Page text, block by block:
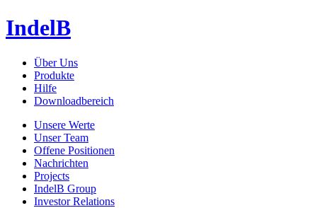
IndelB
Über Uns
Produkte
Hilfe
Downloadbereich
Unsere Werte
Unser Team
Offene Positionen
Nachrichten
Projects
IndelB Group
Investor Relations